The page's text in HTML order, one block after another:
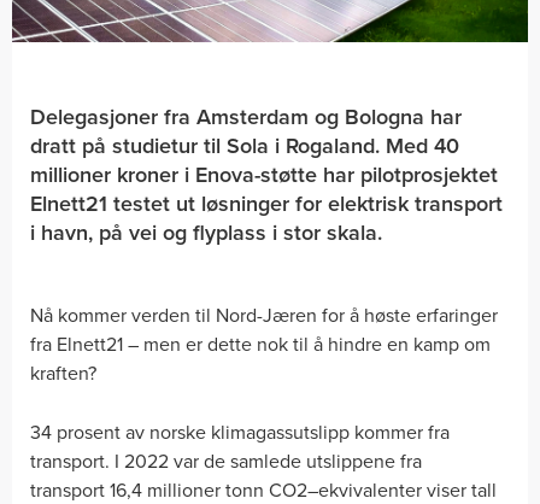
Delegasjoner fra Amsterdam og Bologna har
dratt på studietur til Sola i Rogaland. Med 40
millioner kroner i Enova-støtte har pilotprosjektet
Elnett21 testet ut løsninger for elektrisk transport
i havn, på vei og flyplass i stor skala.
Nå kommer verden til Nord-Jæren for å høste erfaringer
fra Elnett21 – men er dette nok til å hindre en kamp om
kraften?
34 prosent av norske klimagassutslipp kommer fra
transport. I 2022 var de samlede utslippene fra
transport 16,4 millioner tonn CO2–ekvivalenter viser tall